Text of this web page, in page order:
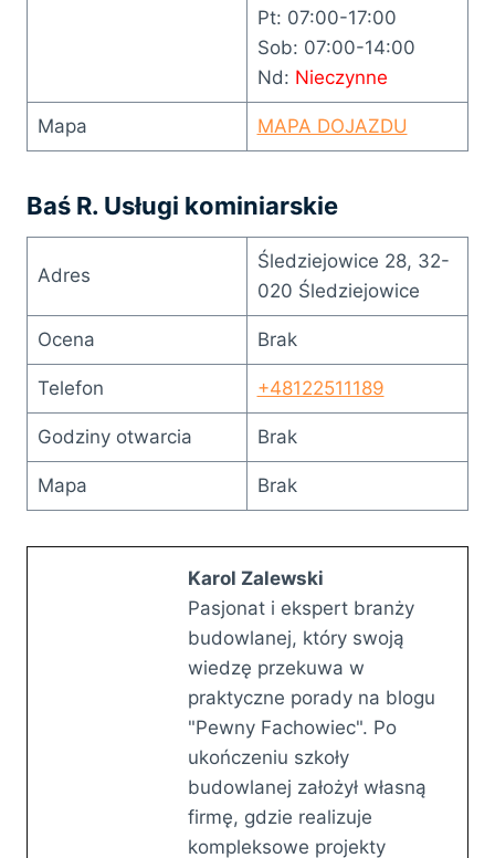
Pt: 07:00-17:00
Sob: 07:00-14:00
Nd: Nieczynne
Mapa MAPA DOJAZDU
Baś R. Usługi kominiarskie
Adres
Śledziejowice 28, 32-
020 Śledziejowice
Ocena Brak
Telefon +48122511189
Godziny otwarcia Brak
Mapa Brak
Karol Zalewski
Pasjonat i ekspert branży
budowlanej, który swoją
wiedzę przekuwa w
praktyczne porady na blogu
"Pewny Fachowiec". Po
ukończeniu szkoły
budowlanej założył własną
firmę, gdzie realizuje
kompleksowe projekty